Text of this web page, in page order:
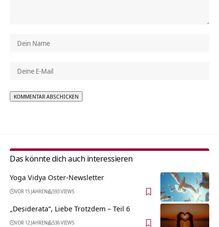
Das könnte dich auch interessieren
Yoga Vidya Oster-Newsletter
VOR 15 JAHREN 593 VIEWS
„Desiderata“, Liebe Trotzdem – Teil 6
VOR 12 JAHREN 536 VIEWS